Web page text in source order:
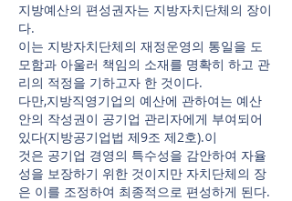
지방예산의 편성권자는 지방자치단체의 장이
다.
이는 지방자치단체의 재정운영의 통일을 도
모함과 아울러 책임의 소재를 명확히 하고 관
리의 적정을 기하고자 한 것이다.
다만,지방직영기업의 예산에 관하여는 예산
안의 작성권이 공기업 관리자에게 부여되어
있다(지방공기업법 제9조 제2호).이
것은 공기업 경영의 특수성을 감안하여 자율
성을 보장하기 위한 것이지만 자치단체의 장
은 이를 조정하여 최종적으로 편성하게 된다.